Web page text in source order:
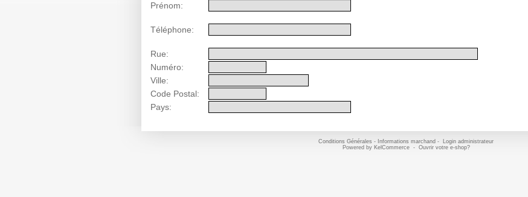
Prénom:
Téléphone:
Rue:
Numéro:
Ville:
Code Postal:
Pays:
Conditions Générales - Informations marchand - Login administrateur
Powered by KelCommerce - Ouvrir votre e-shop?